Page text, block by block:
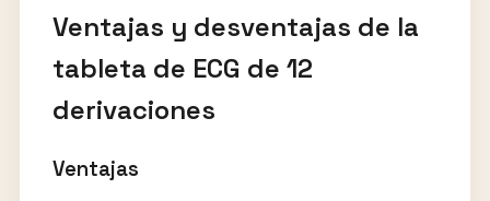
Ventajas y desventajas de la
tableta de ECG de 12
derivaciones
Ventajas